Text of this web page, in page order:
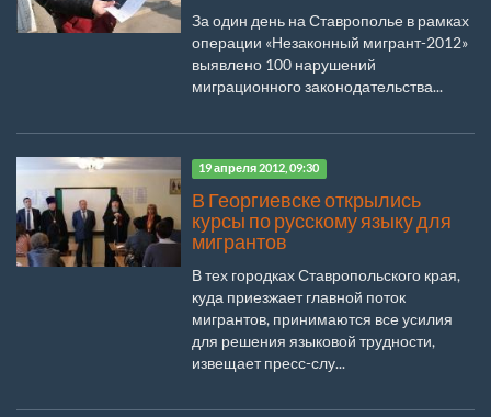
За один день на Ставрополье в рамках
операции «Незаконный мигрант-2012»
выявлено 100 нарушений
миграционного законодательства...
19 апреля 2012, 09:30
В Георгиевске открылись
курсы по русскому языку для
мигрантов
В тех городках Ставропольского края,
куда приезжает главной поток
мигрантов, принимаются все усилия
для решения языковой трудности,
извещает пресс-слу...